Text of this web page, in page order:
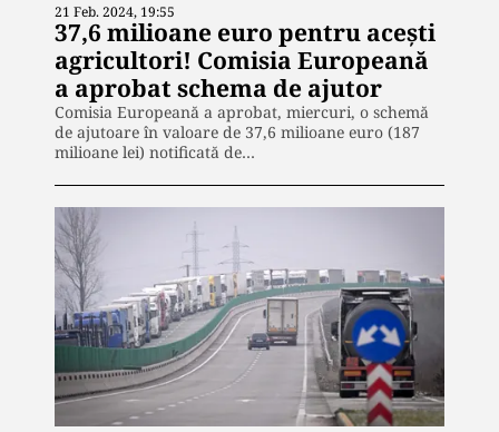
21 Feb. 2024, 19:55
37,6 milioane euro pentru acești
agricultori! Comisia Europeană
a aprobat schema de ajutor
Comisia Europeană a aprobat, miercuri, o schemă
de ajutoare în valoare de 37,6 milioane euro (187
milioane lei) notificată de…